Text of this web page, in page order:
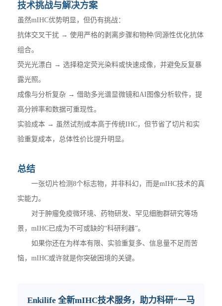
技术挑战与解决方案
虽然mIHC优势明显，但仍有挑战：
抗体交叉干扰 → 使用严格的剥离步骤和物种/同源性优化抗体
组合。
荧光光漂白 → 选择稳定荧光染料或快速成像，并避免反复暴
露光照。
成像与分析复杂 → 借助多光谱显微镜和AI图像分析软件，提
高分辨率和数据可重现性。
实验成本 → 虽然试剂成本高于传统IHC，但节省了切片和实
验重复成本，总体性价比提升明显。
总结
一张切片检测8个标志物，并非科幻，而是mIHC技术的真
实能力。
对于肿瘤免疫微环境、药物研发、罕见细胞群研究等场
景，mIHC已成为不可或缺的“科研利器”。
如果你还在为样本有限、实验重复多、信息量不足而苦
恼，mIHC或许就是你突破困境的关键。
Enkilife 全新mIHC技术服务，助力科研“一马